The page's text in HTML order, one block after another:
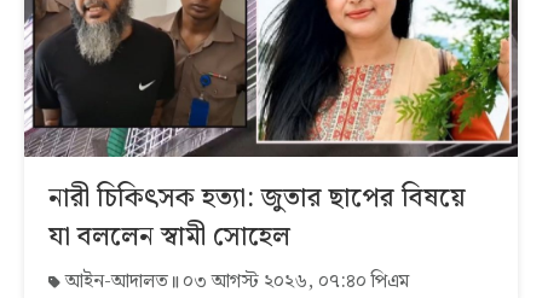
নারী চিকিৎসক হত্যা: জুতার ছাপের বিষয়ে
যা বললেন স্বামী সোহেল
আইন-আদালত ০৩ আগস্ট ২০২৬, ০৭:৪০ পিএম